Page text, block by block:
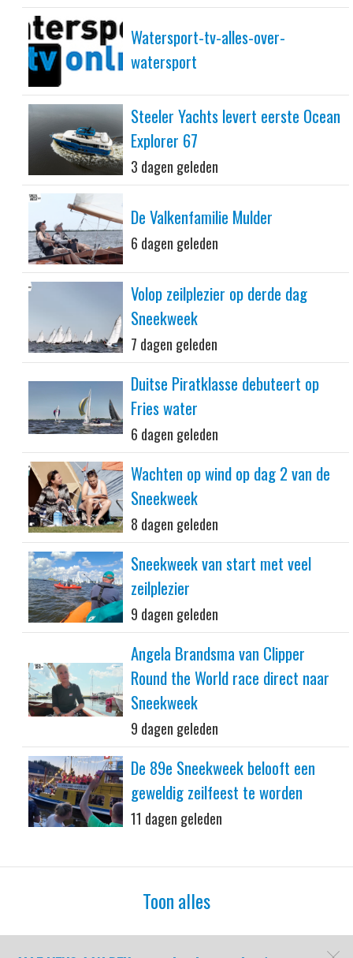
Watersport-tv-alles-over-
watersport
Steeler Yachts levert eerste Ocean
Explorer 67
3 dagen geleden
De Valkenfamilie Mulder
6 dagen geleden
Volop zeilplezier op derde dag
Sneekweek
7 dagen geleden
Duitse Piratklasse debuteert op
Fries water
6 dagen geleden
Wachten op wind op dag 2 van de
Sneekweek
8 dagen geleden
Sneekweek van start met veel
zeilplezier
9 dagen geleden
Angela Brandsma van Clipper
Round the World race direct naar
Sneekweek
9 dagen geleden
De 89e Sneekweek belooft een
geweldig zeilfeest te worden
11 dagen geleden
Toon alles